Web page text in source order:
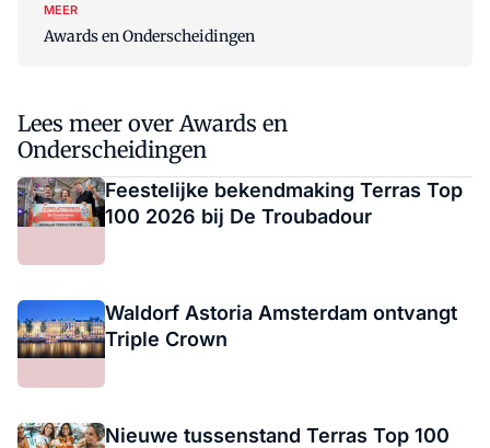
MEER
Awards en Onderscheidingen
Lees meer over Awards en
Onderscheidingen
Feestelijke bekendmaking Terras Top
100 2026 bij De Troubadour
Waldorf Astoria Amsterdam ontvangt
Triple Crown
Nieuwe tussenstand Terras Top 100